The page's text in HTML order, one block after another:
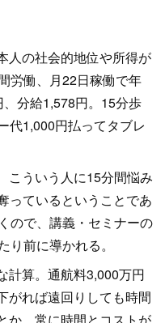
人の社会的地位や所得が
労働、月22日稼働で年
分給1,578円。15分歩
代1,000円払ってタブレ
こういう人に15分間悩み
っているということであ
ので、講義・セミナーの
前に導かれる。
計算。通航料3,000万円
がれば遠回りしても時間